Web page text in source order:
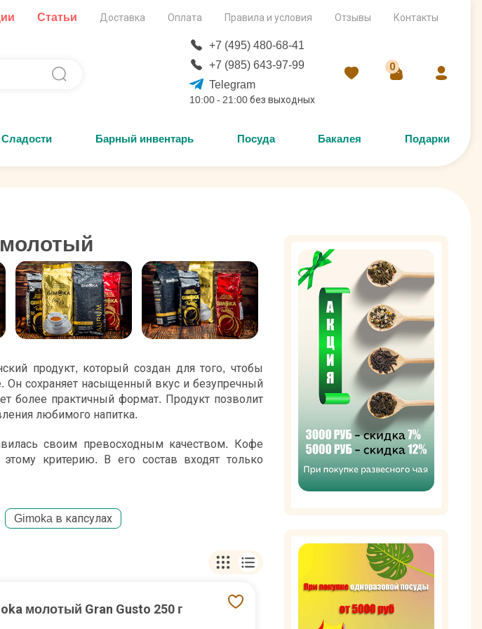
Статьи Доставка Оплата Правила и условия Отзывы Контакты
+7 (495) 480-68-41
+7 (985) 643-97-99
Telegram
10:00 - 21:00 без выходных
0
Сладости Барный инвентарь Посуда Бакалея Подарки
продукт, который создан для того, чтобы
сохраняет насыщенный вкус и безупречный
более практичный формат. Продукт позволит
любимого напитка.
своим превосходным качеством. Кофе
критерию. В его состав входят только
у этого продукта средняя. По этой причине
в кофемашинах. Однако можно
продукции. Разновидности кофе Джимока
составе. Отсюда и различия во вкусе напитка.
молотый от других подобных продуктов,
оттенков горечи и кислоты. Таким образом Вы
Gimoka в капсулах
молотый Gran Gusto 250 г